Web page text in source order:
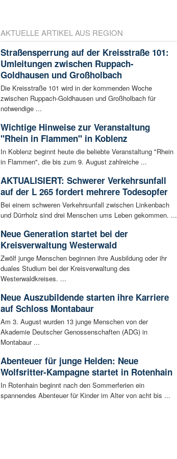
AKTUELLE ARTIKEL AUS REGION
Straßensperrung auf der Kreisstraße 101:
Umleitungen zwischen Ruppach-
Goldhausen und Großholbach
Die Kreisstraße 101 wird in der kommenden Woche
zwischen Ruppach-Goldhausen und Großholbach für
notwendige ...
Wichtige Hinweise zur Veranstaltung
"Rhein in Flammen" in Koblenz
In Koblenz beginnt heute die beliebte Veranstaltung "Rhein
in Flammen", die bis zum 9. August zahlreiche ...
AKTUALISIERT: Schwerer Verkehrsunfall
auf der L 265 fordert mehrere Todesopfer
Bei einem schweren Verkehrsunfall zwischen Linkenbach
und Dürrholz sind drei Menschen ums Leben gekommen. ...
Neue Generation startet bei der
Kreisverwaltung Westerwald
Zwölf junge Menschen beginnen ihre Ausbildung oder ihr
duales Studium bei der Kreisverwaltung des
Westerwaldkreises. ...
Neue Auszubildende starten ihre Karriere
auf Schloss Montabaur
Am 3. August wurden 13 junge Menschen von der
Akademie Deutscher Genossenschaften (ADG) in
Montabaur ...
Abenteuer für junge Helden: Neue
Wolfsritter-Kampagne startet in Rotenhain
In Rotenhain beginnt nach den Sommerferien ein
spannendes Abenteuer für Kinder im Alter von acht bis ...